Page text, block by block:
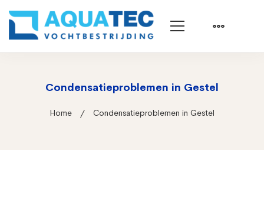
Condensatieproblemen in Gestel
Home Condensatieproblemen in Gestel